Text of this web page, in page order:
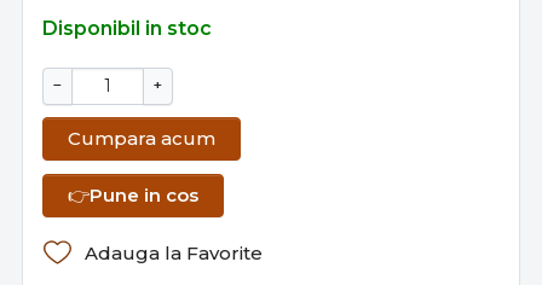
Disponibil in stoc
− +
Cumpara acum
👉Pune in cos
Adauga la Favorite